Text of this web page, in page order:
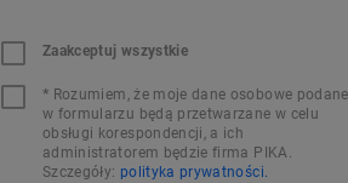
Zaakceptuj wszystkie
* Rozumiem, że moje dane osobowe podane
w formularzu będą przetwarzane w celu
obsługi korespondencji, a ich
administratorem będzie firma PIKA.
Szczegóły: polityka prywatności.